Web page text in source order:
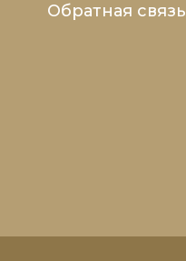
Обратная связь